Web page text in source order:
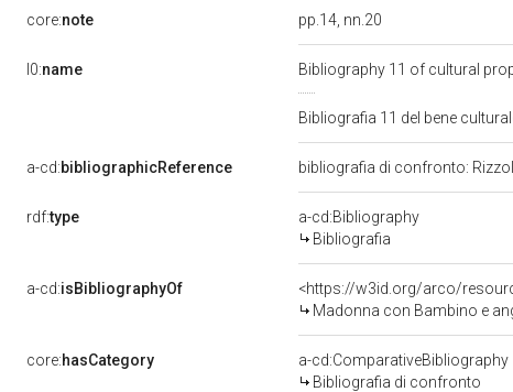
core:note pp.14, nn.20
l0:name Bibliography 11 of cultural
Bibliografia 11 del bene
a-cd:bibliographicReference bibliografia di confronto:
rdf:type
a-cd:Bibliography
Bibliografia
a-cd:isBibliographyOf
<https://w3id.org/arco/
Madonna con Bambino e
core:hasCategory
a-cd:ComparativeBibliography
Bibliografia di confronto